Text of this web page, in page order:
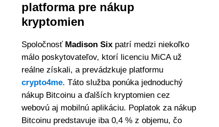
platforma pre nákup
kryptomien
Spoločnosť Madison Sixpatrí medzi niekoľko
málo poskytovateľov, ktorí licenciu MiCA už
reálne získali, a prevádzkuje platformu
crypto4me. Táto služba ponúka jednoduchý
nákup Bitcoinu a ďalších kryptomien cez
webovú aj mobilnú aplikáciu. Poplatok za nákup
Bitcoinu predstavuje iba 0,4 % z objemu, čo